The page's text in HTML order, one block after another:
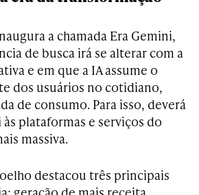
a chamada Era Gemini,
de busca irá se alterar com a
e em que a IA assume o
dos usuários no cotidiano,
de consumo. Para isso, deverá
plataformas e serviços do
massiva.
destacou três principais